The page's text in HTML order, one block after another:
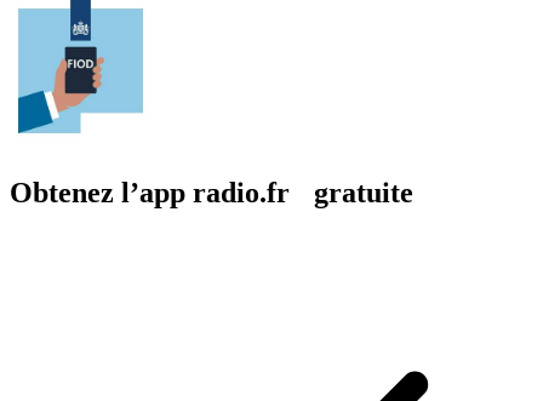
Obtenez l’app radio.fr gratuite